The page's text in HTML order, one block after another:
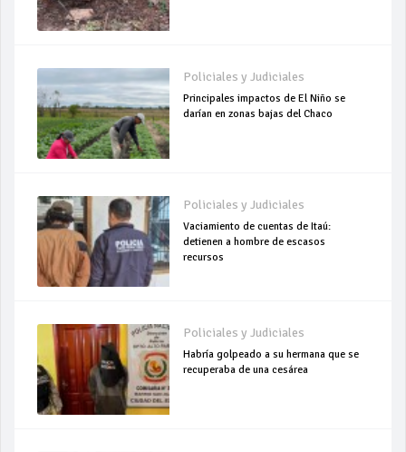
Policiales y Judiciales
Principales impactos de El Niño se
darían en zonas bajas del Chaco
Policiales y Judiciales
Vaciamiento de cuentas de Itaú:
detienen a hombre de escasos
recursos
Policiales y Judiciales
Habría golpeado a su hermana que se
recuperaba de una cesárea